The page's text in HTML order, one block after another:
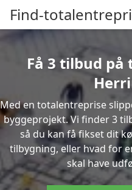
Find-
Få 3 tilbud
Med en totalentreprise
byggeprojekt. Vi finder 3
så du kan få fikset dit
tilbygning, eller hvad for
skal have